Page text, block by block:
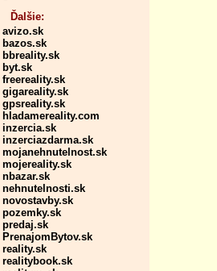
Ďalšie:
avizo.sk
bazos.sk
bbreality.sk
byt.sk
freereality.sk
gigareality.sk
gpsreality.sk
hladamereality.com
inzercia.sk
inzerciazdarma.sk
mojanehnutelnost.sk
mojereality.sk
nbazar.sk
nehnutelnosti.sk
novostavby.sk
pozemky.sk
predaj.sk
PrenajomBytov.sk
reality.sk
realitybook.sk